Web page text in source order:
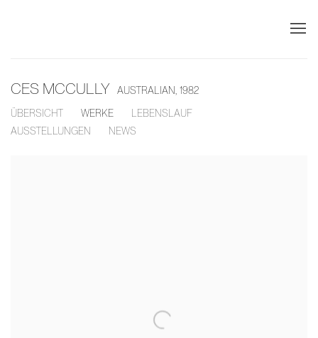
CES MCCULLY AUSTRALIAN, 1982
ÜBERSICHT
WERKE
LEBENSLAUF
AUSSTELLUNGEN
NEWS